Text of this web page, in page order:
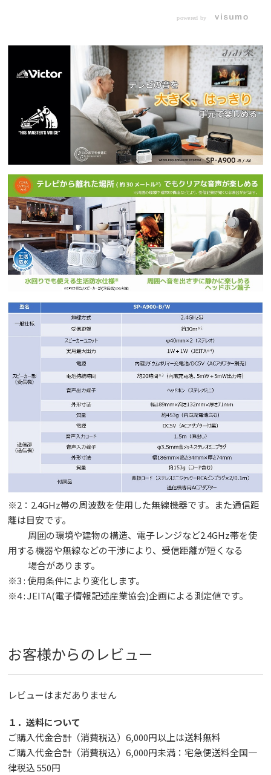
powered by
※2：2.4GHz帯の周波数を使用した無線機器です。また通信距
離は目安です。
周囲の環境や建物の構造、電子レンジなど2.4GHz帯を使
用する機器や無線などの干渉により、受信距離が短くなる
場合があります。
※3 : 使用条件により変化します。
※4 : JEITA(電子情報記述産業協会)企画による測定値です。
お客様からのレビュー
レビューはまだありません
１．送料について
ご購入代金合計（消費税込）6,000円以上は送料無料
ご購入代金合計（消費税込）6,000円未満：宅急便送料全国一
律税込 550円